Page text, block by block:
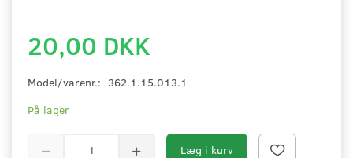
20,00 DKK
Model/varenr.: 362.1.15.013.1
På lager
Læg i kurv